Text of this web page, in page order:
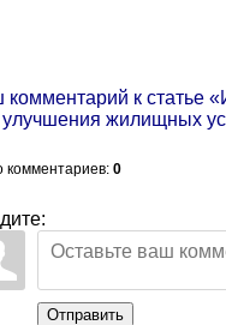
комментарий к статье
улучшения жилищных
комментариев: 0
Отправить